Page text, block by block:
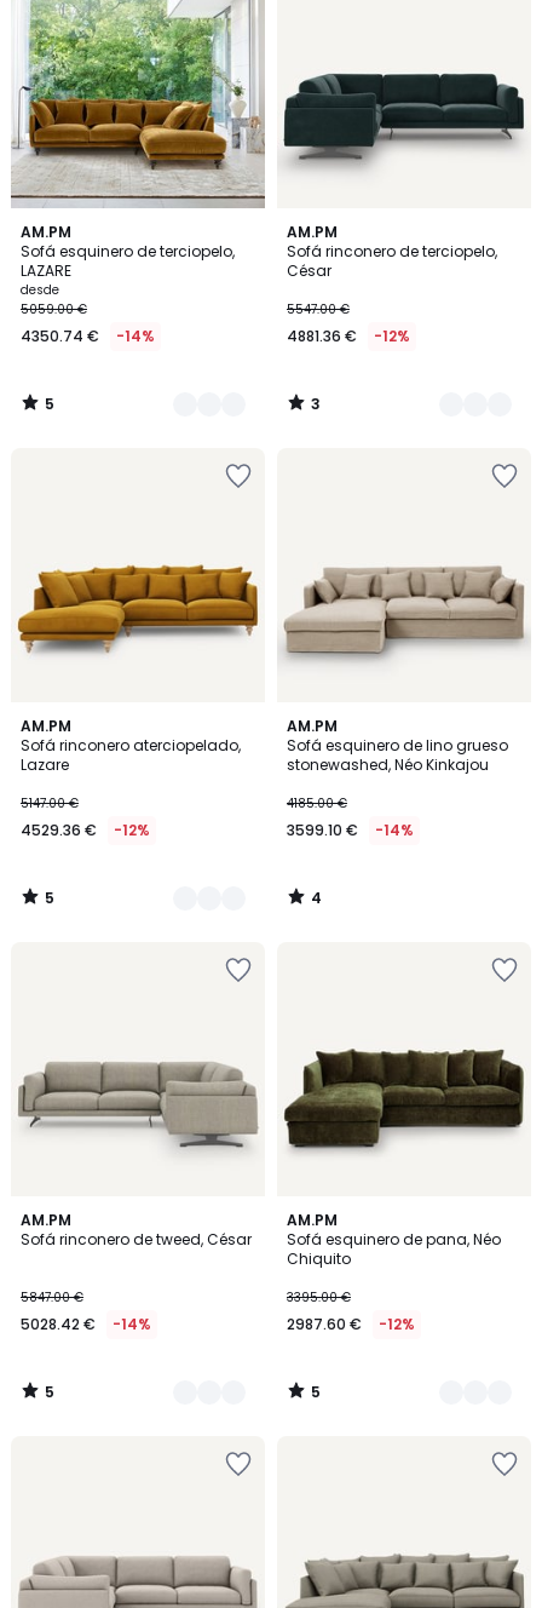
AM.PM
Sofá esquinero de terciopelo,
LAZARE
desde
5059.00 €
4350.74 € -14%
5
/
5
16
Colores
5
/
AM.PM
Sofá rinconero de terciopelo,
César
5547.00 €
4881.36 € -12%
3
/
5
18
Colores
3
/
AM.PM
Sofá rinconero aterciopelado,
Lazare
5147.00 €
4529.36 € -12%
5
/
5
3
Colores
5
/
AM.PM
Sofá esquinero de lino grueso
stonewashed, Néo Kinkajou
4185.00 €
3599.10 € -14%
4
/
5
4
/
AM.PM
Sofá rinconero de tweed, César
5847.00 €
5028.42 € -14%
5
/
3
Colores
5
/
AM.PM
Sofá esquinero de pana, Néo
Chiquito
3395.00 €
2987.60 € -12%
5
/
5
2
Colores
5
/